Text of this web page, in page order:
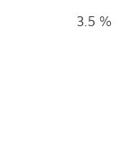
3.5 %